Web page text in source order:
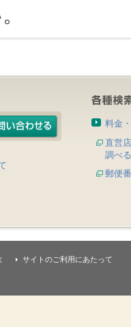
料金
直営
調べる
郵便
サイトのご利用にあたって